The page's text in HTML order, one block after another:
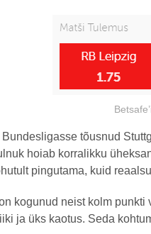
tõusnud
hoiab korralikku
pingutama, kuid
kogunud neist kolm
ja üks kaotus. Seda